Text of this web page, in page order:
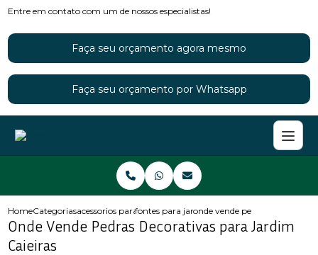
Entre em contato com um de nossos especialistas!
Faça seu orçamento agora mesmo
Faça seu orçamento por Whatsapp
HomeCategoriasacessorios para jardinsfontes para jardimonde vende pedras
Onde Vende Pedras Decorativas para Jardim
Caieiras